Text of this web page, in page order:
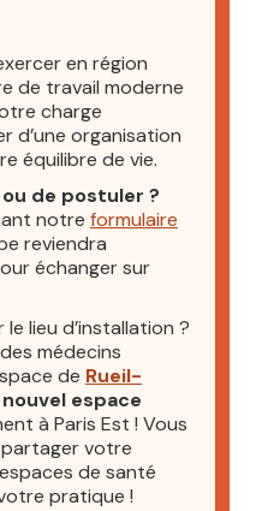
en région
de travail moderne
charge
d’une organisation
équilibre de vie.
ou de postuler ?
notre formulaire
reviendra
échanger sur
lieu d’installation ?
médecins
de Rueil-
nouvel espace
à Paris Est ! Vous
votre
de santé
pratique !